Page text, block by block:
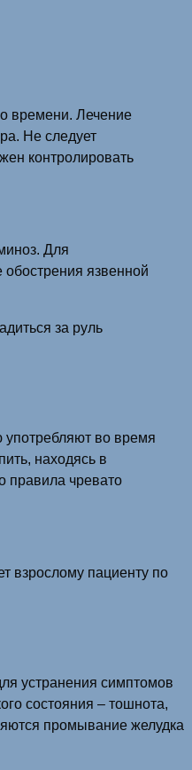
времени. Лечение
Не следует
контролировать
Для
язвенной
за руль
во время
находясь в
правила чревато
взрослому пациенту по
устранения симптомов
состояния – тошнота,
промывание желудка